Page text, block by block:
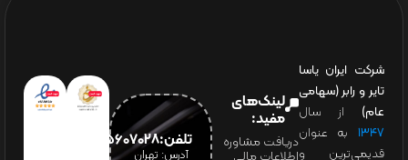
شرکت ایران یاسا
تایر و رابر (سهامی
عام) از سال
۱۳۴۷ به عنوان
قدیمی‌ترین و
لینک‌های
مفید:
دریافت مشاوره تلفن:65607028(021)
آدرس: تهران